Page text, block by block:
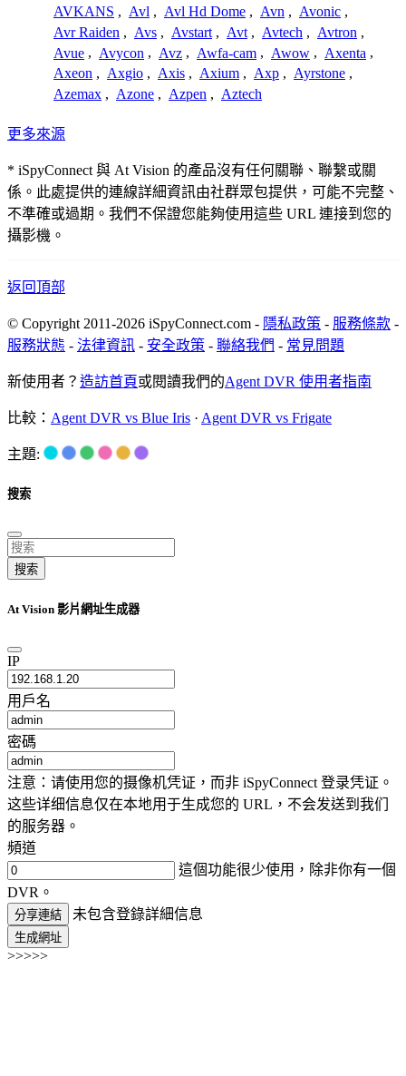
AVKANS , Avl , Avl Hd Dome , Avn , Avonic ,
Avr Raiden , Avs , Avstart , Avt , Avtech , Avtron ,
Avue , Avycon , Avz , Awfa-cam , Awow , Axenta ,
Axeon , Axgio , Axis , Axium , Axp , Ayrstone ,
Azemax , Azone , Azpen , Aztech
更多來源
* iSpyConnect 與 At Vision 的產品沒有任何關聯、聯繫或關
係。此處提供的連線詳細資訊由社群眾包提供，可能不完整、
不準確或過期。我們不保證您能夠使用這些 URL 連接到您的
攝影機。
返回頂部
© Copyright 2011-2026 iSpyConnect.com - 隱私政策 - 服務條款 -
服務狀態 - 法律資訊 - 安全政策 - 聯絡我們 - 常見問題
新使用者？ 造訪首頁或閱讀我們的Agent DVR 使用者指南
比較： Agent DVR vs Blue Iris · Agent DVR vs Frigate
主題:
搜索
搜索
At Vision 影片網址生成器
IP
用戶名
密碼
注意：请使用您的摄像机凭证，而非 iSpyConnect 登录凭证。
这些详细信息仅在本地用于生成您的 URL，不会发送到我们
的服务器。
頻道
這個功能很少使用，除非你有一個
DVR。
分享連結 未包含登錄詳細信息
生成網址
>>>>>